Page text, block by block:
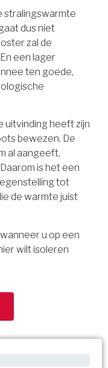
stralingswarmte
dus niet
zal de
een lager
ten goede,
uitvinding heeft zijn
bewezen. De
al aangeeft,
is het een
tot
de warmte juist
u op een
wilt isoleren